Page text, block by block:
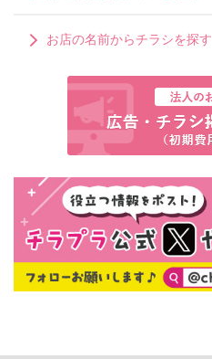
お店の名前からチラシを探す